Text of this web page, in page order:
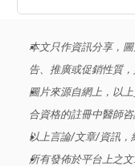
本文只作資訊分享，
告、推廣或促銷性質
圖片來源自網上，以
合資格的註冊中醫師咨
以上言論/文章/資訊，
所有發佈於平台上之